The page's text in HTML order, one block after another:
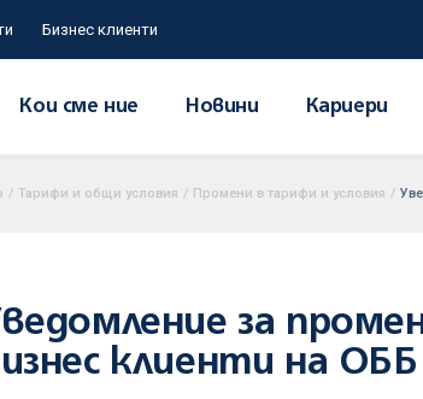
Бизнес клиенти
Кои сме ние Новини Кариери
/ Тарифи и общи условия / Промени в тарифи и условия /
за
клиенти на